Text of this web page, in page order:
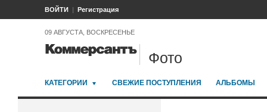
ВОЙТИ Регистрация
09 АВГУСТА, ВОСКРЕСЕНЬЕ
Фото
КАТЕГОРИИ СВЕЖИЕ ПОСТУПЛЕНИЯ АЛЬБОМЫ